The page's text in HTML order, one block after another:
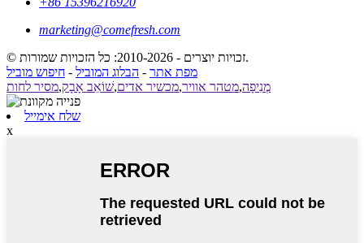
marketing@comefresh.com
© זכויות יוצרים - 2010-2026: כל הזכויות שמורות.
מפת אתר - הבלוג המוביל - חיפוש מוביל
מְנִיפָה,מטהר אוויר,מכשיר אדים,שׁוֹאֵב אָבָק,מסיר לחות
שלח אימייל
x